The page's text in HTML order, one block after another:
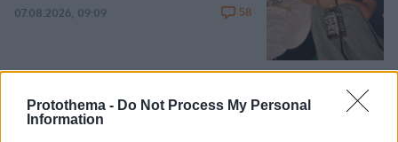
Protothema - Do Not Process My Personal
Information
07.08.2026, 09:09 58